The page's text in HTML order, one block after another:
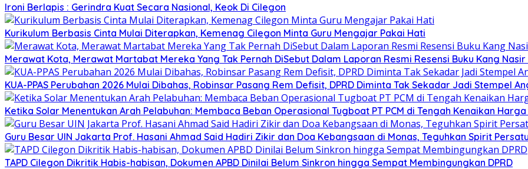
Ironi Berlapis : Gerindra Kuat Secara Nasional, Keok Di Cilegon
Kurikulum Berbasis Cinta Mulai Diterapkan, Kemenag Cilegon Minta Guru Mengajar Pakai Hati
Merawat Kota, Merawat Martabat Mereka Yang Tak Pernah DiSebut Dalam Laporan Resmi Resensi Buku Kang
KUA-PPAS Perubahan 2026 Mulai Dibahas, Robinsar Pasang Rem Defisit, DPRD Diminta Tak Sekadar Jadi Stempel
Ketika Solar Menentukan Arah Pelabuhan: Membaca Beban Operasional Tugboat PT PCM di Tengah Kenaikan Harga
Guru Besar UIN Jakarta Prof. Hasani Ahmad Said Hadiri Zikir dan Doa Kebangsaan di Monas, Teguhkan Spirit
TAPD Cilegon Dikritik Habis-habisan, Dokumen APBD Dinilai Belum Sinkron hingga Sempat Membingungkan DPRD